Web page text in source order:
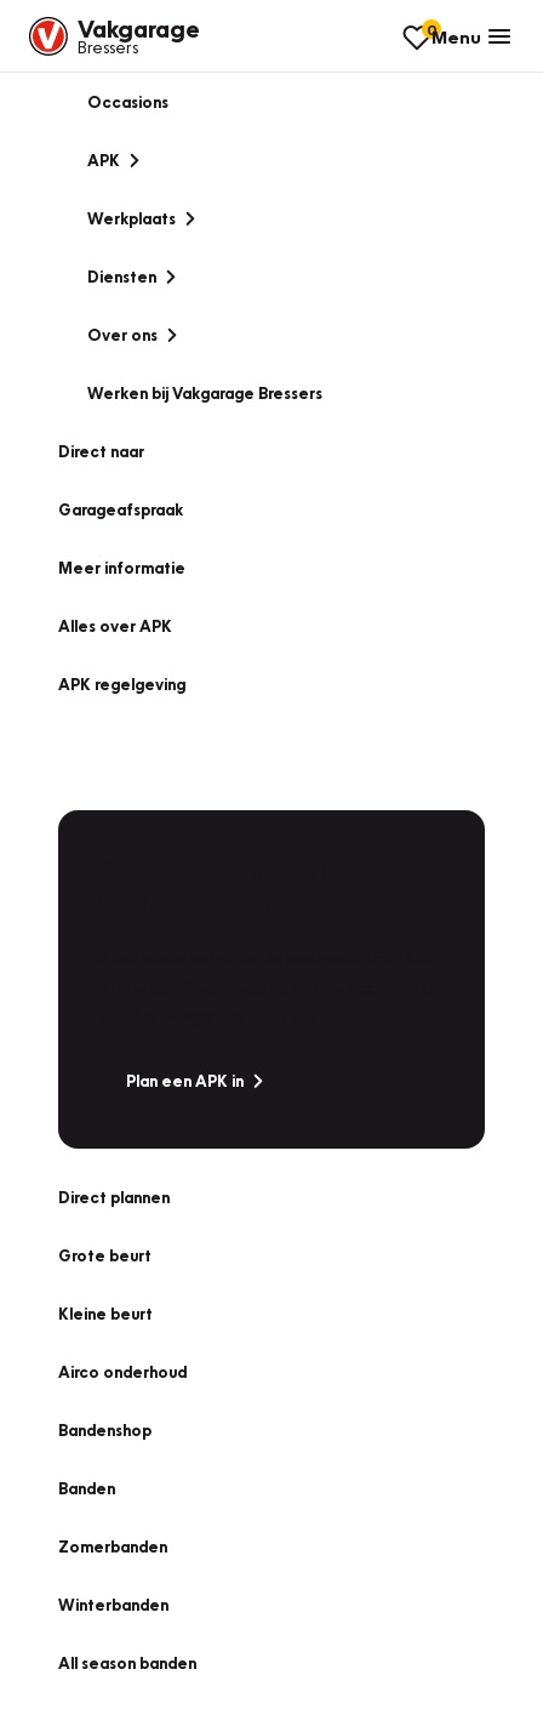
Vakgarage
Bressers
0Menu
Occasions
APK
Werkplaats
Diensten
Over ons
Werken bij Vakgarage Bressers
Direct naar
Garageafspraak
Meer informatie
Alles over APK
APK regelgeving
Plan een APK in
Direct plannen
Grote beurt
Kleine beurt
Airco onderhoud
Bandenshop
Banden
Zomerbanden
Winterbanden
All season banden